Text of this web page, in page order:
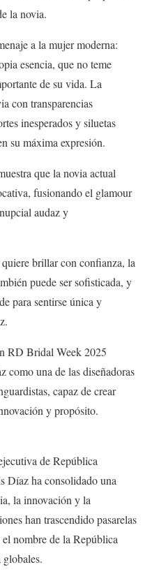
la novia.
a la mujer moderna:
esencia, que no teme
de su vida. La
con transparencias
inesperados y siluetas
su máxima expresión.
que la novia actual
fusionando el glamour
audaz y
brillar con confianza, la
puede ser sofisticada, y
para sentirse única y
RD Bridal Week 2025
como una de las diseñadoras
capaz de crear
y propósito.
de República
Díaz ha consolidado una
la innovación y la
han trascendido pasarelas
nombre de la República